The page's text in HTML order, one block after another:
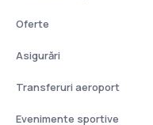
Oferte
Asigurări
Transferuri aeroport
Evenimente sportive